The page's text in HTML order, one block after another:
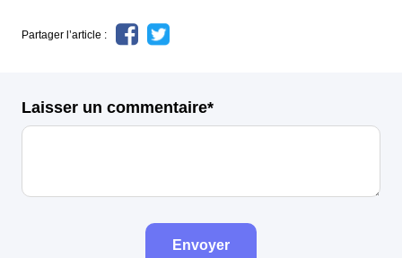
Partager l’article :
Laisser un commentaire*
Envoyer